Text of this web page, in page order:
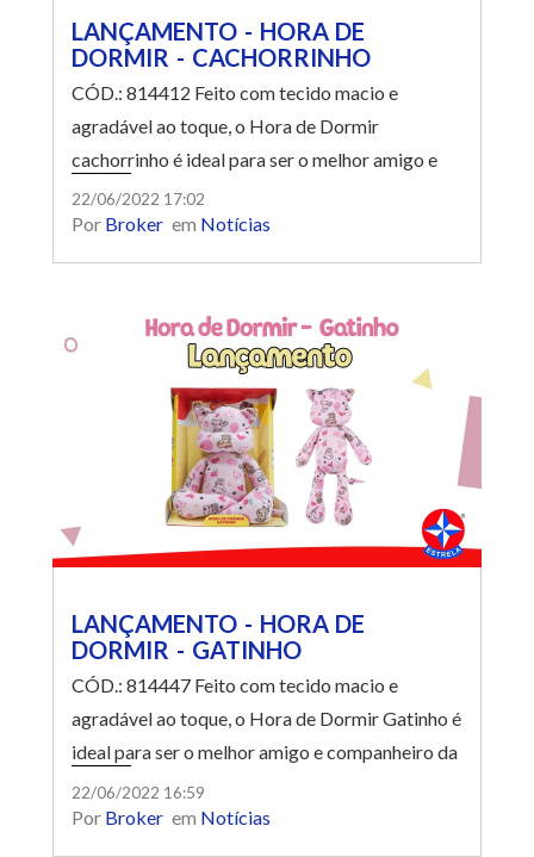
LANÇAMENTO - HORA DE
DORMIR - CACHORRINHO
CÓD.: 814412 Feito com tecido macio e
agradável ao toque, o Hora de Dormir
cachorrinho é ideal para ser o melhor amigo e
companheiro da criança. O cachorrinho possui
25cm e é ideal para longos abraços no bebê.
22/06/2022 17:02
Por Broker em Notícias
LANÇAMENTO - HORA DE
DORMIR - GATINHO
CÓD.: 814447 Feito com tecido macio e
agradável ao toque, o Hora de Dormir Gatinho é
ideal para ser o melhor amigo e companheiro da
criança. O Gatinho possui 25cm e é ideal para
longos abraços no bebê.
22/06/2022 16:59
Por Broker em Notícias